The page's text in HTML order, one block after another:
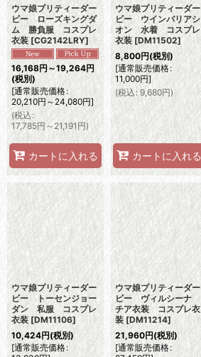
ウマ娘プリティーダー
ビー ローズキングダ
ム 勝負服 コスプレ
衣装 [CG2142LRY]
16,168円～19,264円
(税別)
[通常販売価格:
20,210円～24,080円]
(税込 :
17,785円～21,191円)
カートに入れる
ウマ娘プリティーダー
ビー ウインバリアシ
オン 水着 コスプレ
衣装 [DM11502]
8,800円(税別)
[通常販売価格:
11,000円]
(税込: 9,680円)
カートに入れる
ウマ娘プリティーダー
ビー トーセンジョー
ダン 私服 コスプレ
衣装 [DM11106]
10,424円(税別)
[通常販売価格:
ウマ娘プリティーダー
ビー ヴィルシーナ
チア衣装 コスプレ衣
装 [DM11214]
21,960円(税別)
[通常販売価格: